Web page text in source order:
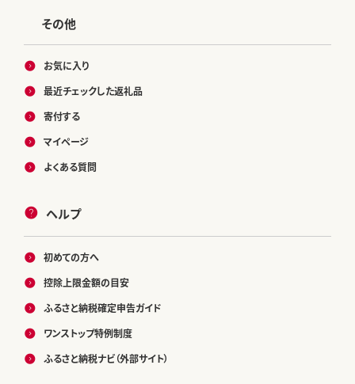
その他
お気に入り
最近チェックした返礼品
寄付する
マイページ
よくある質問
ヘルプ
初めての方へ
控除上限金額の目安
ふるさと納税確定申告ガイド
ワンストップ特例制度
ふるさと納税ナビ（外部サイト）